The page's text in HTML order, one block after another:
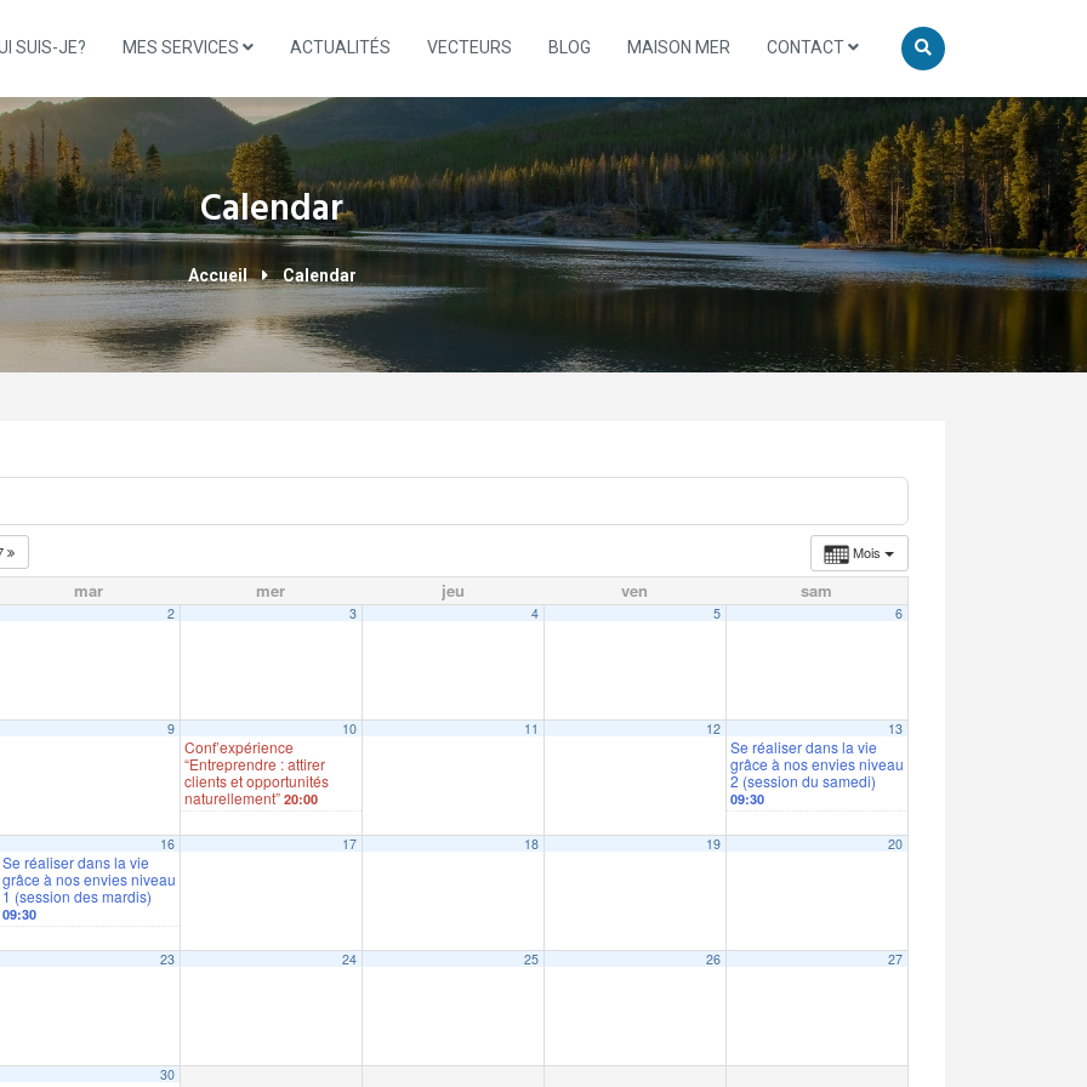
SUIS-JE? MES SERVICES ACTUALITÉS VECTEURS BLOG MAISON MER CONTACT
Calendar
Accueil Calendar
Mois
mar mer jeu ven sam
2 3 4 5 6
9 10
Conf’expérience
“Entreprendre : attirer
clients et opportunités
naturellement” 20:00
11 12 13
Se réaliser dans la vie
grâce à nos envies niveau
2 (session du samedi)
09:30
16
Se réaliser dans la vie
grâce à nos envies niveau
1 (session des mardis)
09:30
17 18 19 20
23 24 25 26 27
30